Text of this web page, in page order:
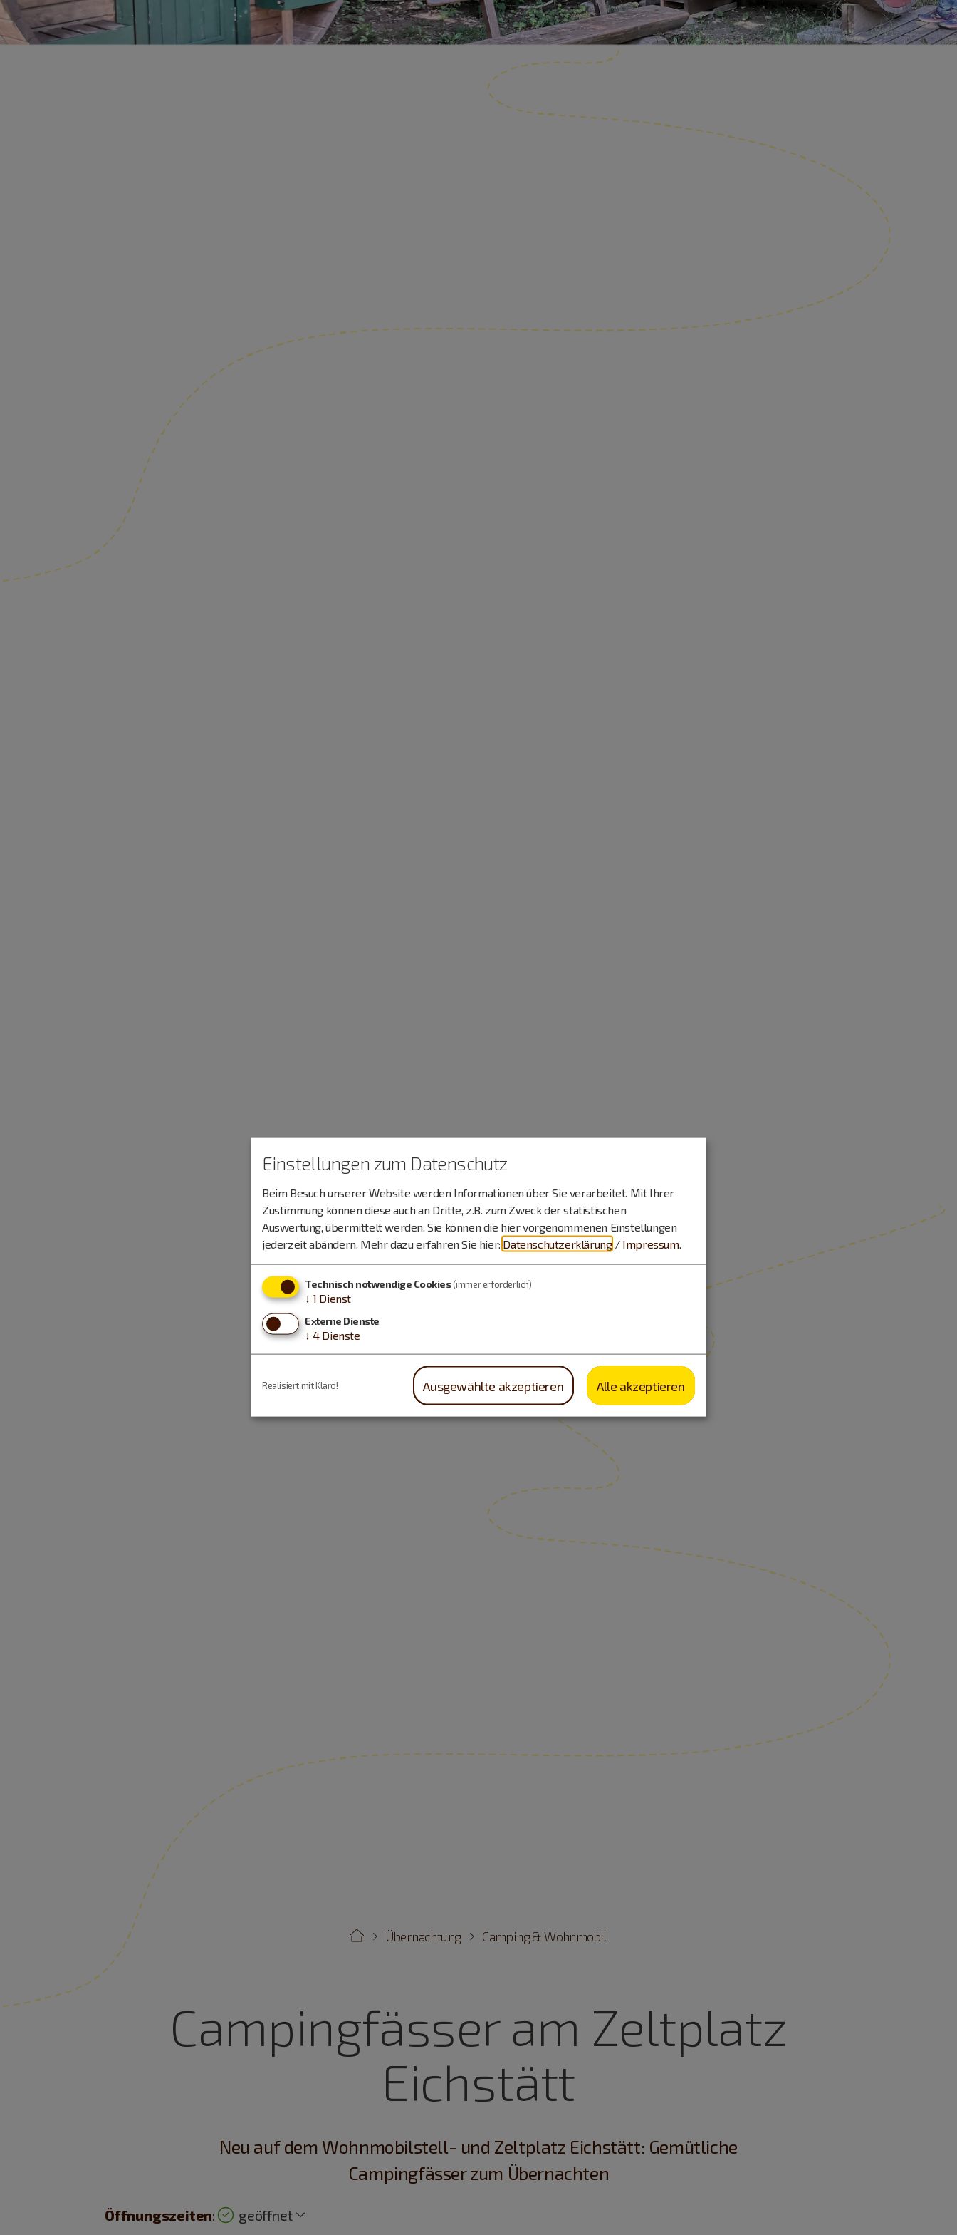
Camping & Wohnmobil
Übernachtung
Campingfässer am Zeltplatz
Eichstätt
Neu auf dem Wohnmobilstell- und Zeltplatz Eichstätt: Gemütliche
Campingfässer zum Übernachten
Öffnungszeiten: geöffnet
Einstellungen zum Datenschutz
Beim Besuch unserer Website werden Informationen über Sie verarbeitet. Mit Ihrer
Zustimmung können diese auch an Dritte, z.B. zum Zweck der statistischen
Auswertung, übermittelt werden. Sie können die hier vorgenommenen Einstellungen
jederzeit abändern. Mehr dazu erfahren Sie hier: Datenschutzerklärung / Impressum.
Technisch notwendige Cookies(immer erforderlich)
↓ 1 Dienst
Externe Dienste
↓ 4 Dienste
Ausgewählte akzeptieren Alle akzeptieren
Realisiert mit Klaro!